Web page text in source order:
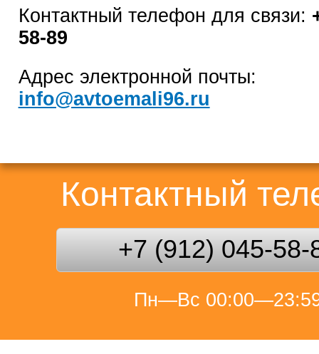
Контактный телефон для связи:
58-89
Адрес электронной почты:
info@avtoemali96.ru
Контактный
+7 (912) 045-58-
Пн—Вс